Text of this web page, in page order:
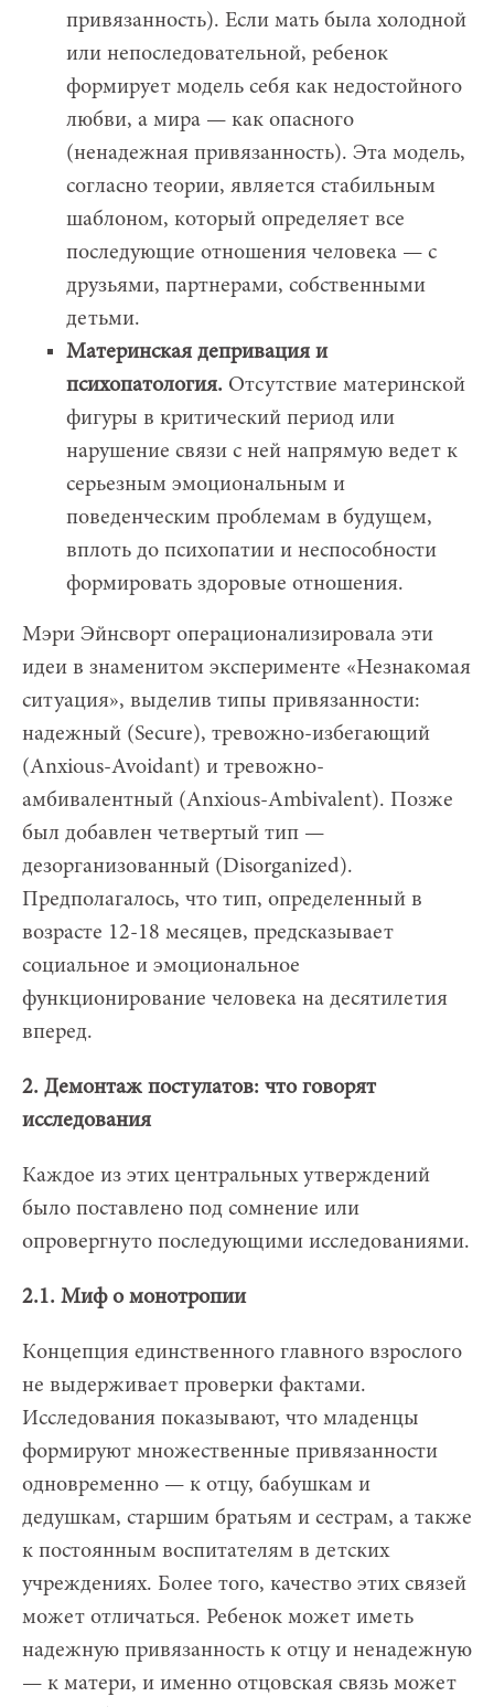
привязанность). Если мать была холодной
или непоследовательной, ребенок
формирует модель себя как недостойного
любви, а мира — как опасного
(ненадежная привязанность). Эта модель,
согласно теории, является стабильным
шаблоном, который определяет все
последующие отношения человека — с
друзьями, партнерами, собственными
детьми.
Материнская депривация и
психопатология. Отсутствие материнской
фигуры в критический период или
нарушение связи с ней напрямую ведет к
серьезным эмоциональным и
поведенческим проблемам в будущем,
вплоть до психопатии и неспособности
формировать здоровые отношения.
Мэри Эйнсворт операционализировала эти
идеи в знаменитом эксперименте «Незнакомая
ситуация», выделив типы привязанности:
надежный (Secure), тревожно-избегающий
(Anxious-Avoidant) и тревожно-
амбивалентный (Anxious-Ambivalent). Позже
был добавлен четвертый тип —
дезорганизованный (Disorganized).
Предполагалось, что тип, определенный в
возрасте 12-18 месяцев, предсказывает
социальное и эмоциональное
функционирование человека на десятилетия
вперед.
2. Демонтаж постулатов: что говорят
исследования
Каждое из этих центральных утверждений
было поставлено под сомнение или
опровергнуто последующими исследованиями.
2.1. Миф о монотропии
Концепция единственного главного взрослого
не выдерживает проверки фактами.
Исследования показывают, что младенцы
формируют множественные привязанности
одновременно — к отцу, бабушкам и
дедушкам, старшим братьям и сестрам, а также
к постоянным воспитателям в детских
учреждениях. Более того, качество этих связей
может отличаться. Ребенок может иметь
надежную привязанность к отцу и ненадежную
— к матери, и именно отцовская связь может